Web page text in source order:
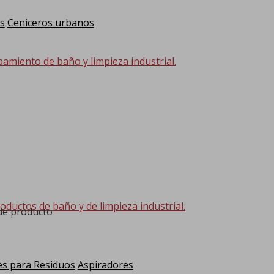
Ceniceros urbanos
de baño y limpieza industrial.
de baño y de limpieza industrial.
para Residuos Aspiradores
producto